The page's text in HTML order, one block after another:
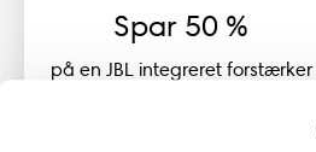
Spar 50 %
på en JBL integreret forstærker